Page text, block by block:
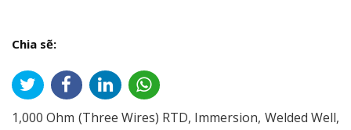
Chia sẽ:
1,000 Ohm (Three Wires) RTD, Immersion, Welded Well,